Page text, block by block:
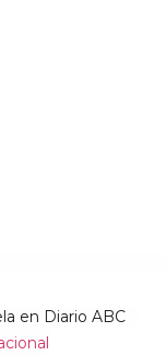
en Diario ABC